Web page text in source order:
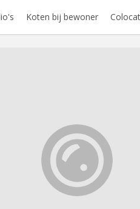
Koten bij bewoner